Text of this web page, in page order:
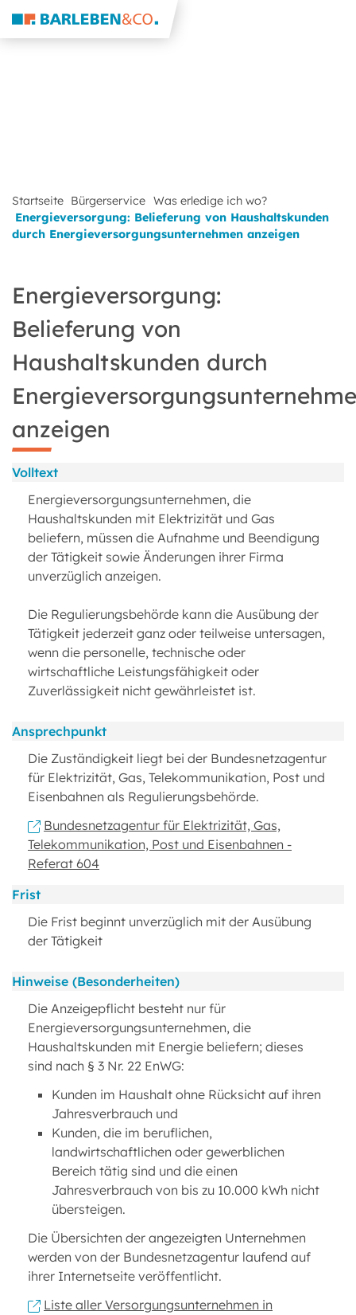
Startseite Bürgerservice Was erledige ich wo?
Energieversorgung: Belieferung von Haushaltskunden
durch Energieversorgungsunternehmen anzeigen
Energieversorgung:
Belieferung von
Haushaltskunden durch
anzeigen
Volltext
Energieversorgungsunternehmen, die
Haushaltskunden mit Elektrizität und Gas
beliefern, müssen die Aufnahme und Beendigung
der Tätigkeit sowie Änderungen ihrer Firma
unverzüglich anzeigen.
Die Regulierungsbehörde kann die Ausübung der
Tätigkeit jederzeit ganz oder teilweise untersagen,
wenn die personelle, technische oder
wirtschaftliche Leistungsfähigkeit oder
Zuverlässigkeit nicht gewährleistet ist.
Ansprechpunkt
Die Zuständigkeit liegt bei der Bundesnetzagentur
für Elektrizität, Gas, Telekommunikation, Post und
Eisenbahnen als Regulierungsbehörde.
Bundesnetzagentur für Elektrizität, Gas,
Telekommunikation, Post und Eisenbahnen -
Referat 604
Frist
Die Frist beginnt unverzüglich mit der Ausübung
der Tätigkeit
Hinweise (Besonderheiten)
Die Anzeigepflicht besteht nur für
Energieversorgungsunternehmen, die
Haushaltskunden mit Energie beliefern; dieses
sind nach § 3 Nr. 22 EnWG:
Kunden im Haushalt ohne Rücksicht auf ihren
Jahresverbrauch und
Kunden, die im beruflichen,
landwirtschaftlichen oder gewerblichen
Bereich tätig sind und die einen
Jahresverbrauch von bis zu 10.000 kWh nicht
übersteigen.
Die Übersichten der angezeigten Unternehmen
werden von der Bundesnetzagentur laufend auf
ihrer Internetseite veröffentlicht.
Liste aller Versorgungsunternehmen in